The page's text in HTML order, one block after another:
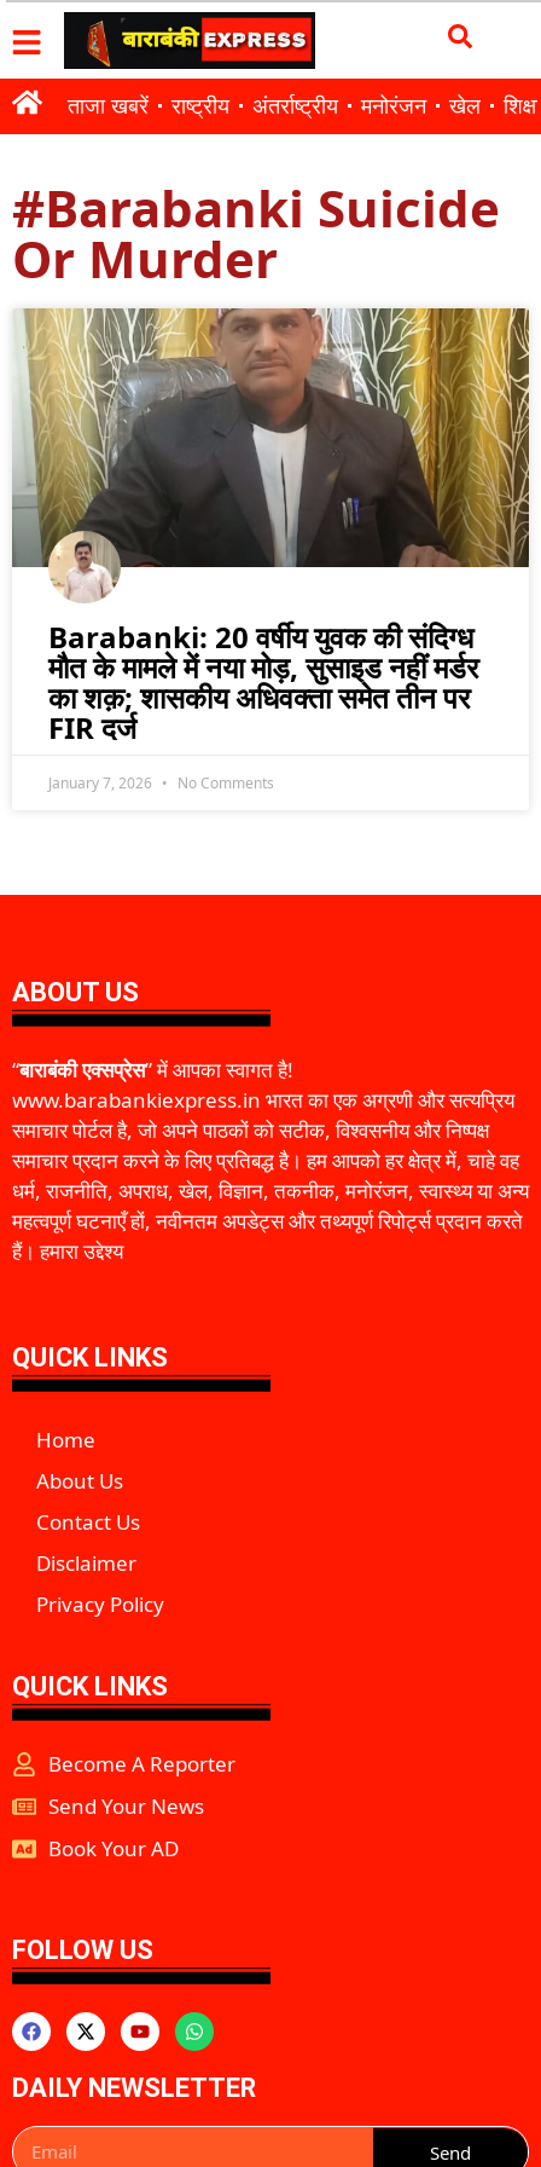
ताजा खबरें राष्ट्रीय अंतर्राष्ट्रीय मनोरंजन खेल शिक्षा
#Barabanki Suicide
Or Murder
Barabanki: 20 वर्षीय युवक की संदिग्ध
मौत के मामले में नया मोड़, सुसाइड नहीं मर्डर
का शक़; शासकीय अधिवक्ता समेत तीन पर
FIR दर्ज
January 7, 2026 No Comments
ABOUT US
“बाराबंकी एक्सप्रेस” में आपका स्वागत है!
www.barabankiexpress.in भारत का एक अग्रणी और सत्यप्रिय
समाचार पोर्टल है, जो अपने पाठकों को सटीक, विश्वसनीय और निष्पक्ष
समाचार प्रदान करने के लिए प्रतिबद्ध है। हम आपको हर क्षेत्र में, चाहे वह
धर्म, राजनीति, अपराध, खेल, विज्ञान, तकनीक, मनोरंजन, स्वास्थ्य या अन्य
महत्वपूर्ण घटनाएँ हों, नवीनतम अपडेट्स और तथ्यपूर्ण रिपोर्ट्स प्रदान करते
हैं। हमारा उद्देश्य
QUICK LINKS
Home
About Us
Contact Us
Disclaimer
Privacy Policy
QUICK LINKS
Become A Reporter
Send Your News
Book Your AD
FOLLOW US
DAILY NEWSLETTER
Send